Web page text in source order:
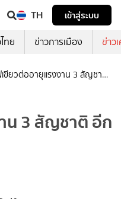
TH
เข้าสู่ระบบ
ทย ข่าวการเมือง ข่าว
เขียวต่ออายุแรงงาน 3 สัญชาติ
น 3 สัญชาติ อีก